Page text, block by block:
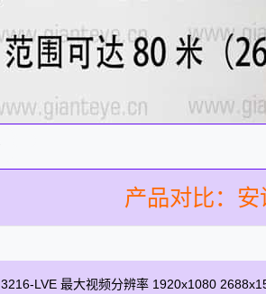
产品对比：
LVE 最大视频分辨率 1920x1080